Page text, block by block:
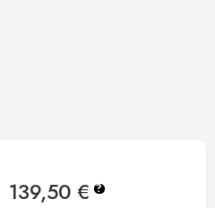
139,50€ ?